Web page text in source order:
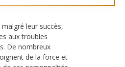
leur succès,
aux troubles
De nombreux
de la force et